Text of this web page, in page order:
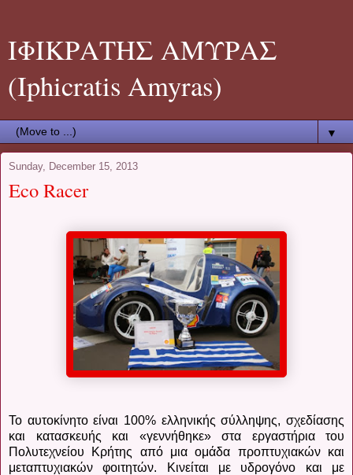
ΙΦΙΚΡΑΤΗΣ ΑΜΥΡΑΣ
(Iphicratis Amyras)
▼
Sunday, December 15, 2013
Eco Racer
Το αυτοκίνητο είναι 100% ελληνικής σύλληψης, σχεδίασης
και κατασκευής και «γεννήθηκε» στα εργαστήρια του
Πολυτεχνείου Κρήτης από μια ομάδα προπτυχιακών και
μεταπτυχιακών φοιτητών. Κινείται με υδρογόνο και με